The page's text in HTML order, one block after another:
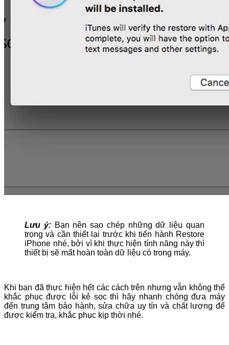
Lưu ý:Bạn nên sao chép những dữ liệu quan
trọng và cần thiết lại trước khi tiến hành Restore
iPhone nhé, bởi vì khi thực hiện tính năng này thì
thiết bị sẽ mất hoàn toàn dữ liệu có trong máy.
Khi bạn đã thực hiện hết các cách trên nhưng vẫn không thể
khắc phục được lỗi kẻ sọc thì hãy nhanh chóng đưa máy
đến trung tâm bảo hành, sửa chữa uy tín và chất lượng để
được kiểm tra, khắc phục kịp thời nhé.